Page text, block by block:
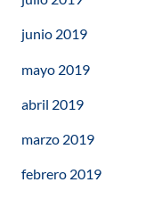
junio 2019
mayo 2019
abril 2019
marzo 2019
febrero 2019